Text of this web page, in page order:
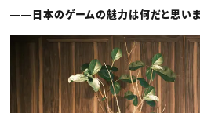
――日本のゲームの魅力は何だと思い